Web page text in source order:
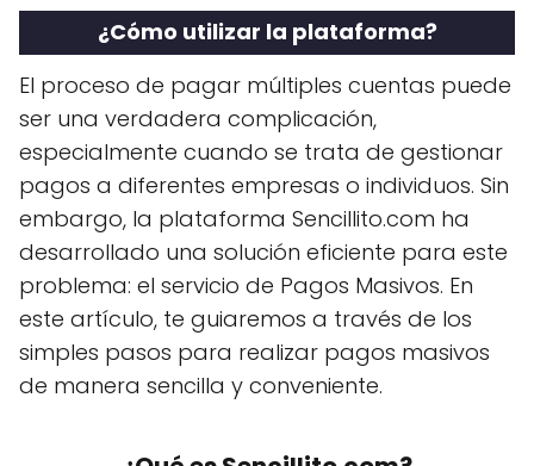
¿Cómo utilizar la plataforma?
El proceso de pagar múltiples cuentas puede
ser una verdadera complicación,
especialmente cuando se trata de gestionar
pagos a diferentes empresas o individuos. Sin
embargo, la plataforma Sencillito.com ha
desarrollado una solución eficiente para este
problema: el servicio de Pagos Masivos. En
este artículo, te guiaremos a través de los
simples pasos para realizar pagos masivos
de manera sencilla y conveniente.